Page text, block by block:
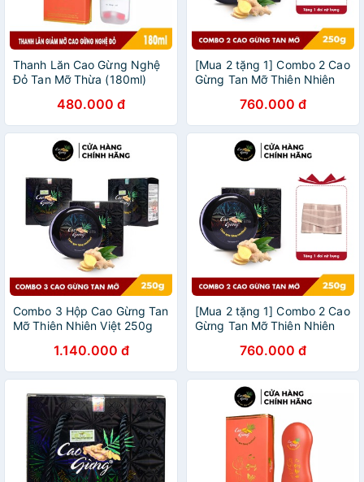
Thanh Lăn Cao Gừng Nghệ
Đỏ Tan Mỡ Thừa (180ml)
480.000 đ
[Mua 2 tặng 1] Combo 2 Cao
Gừng Tan Mỡ Thiên Nhiên
Nịt Bụng Định Hình Eo
760.000 đ
Combo 3 Hộp Cao Gừng Tan
Mỡ Thiên Nhiên Việt 250g
1.140.000 đ
[Mua 2 tặng 1] Combo 2 Cao
Gừng Tan Mỡ Thiên Nhiên
Nịt Bụng Định Hình Eo
760.000 đ